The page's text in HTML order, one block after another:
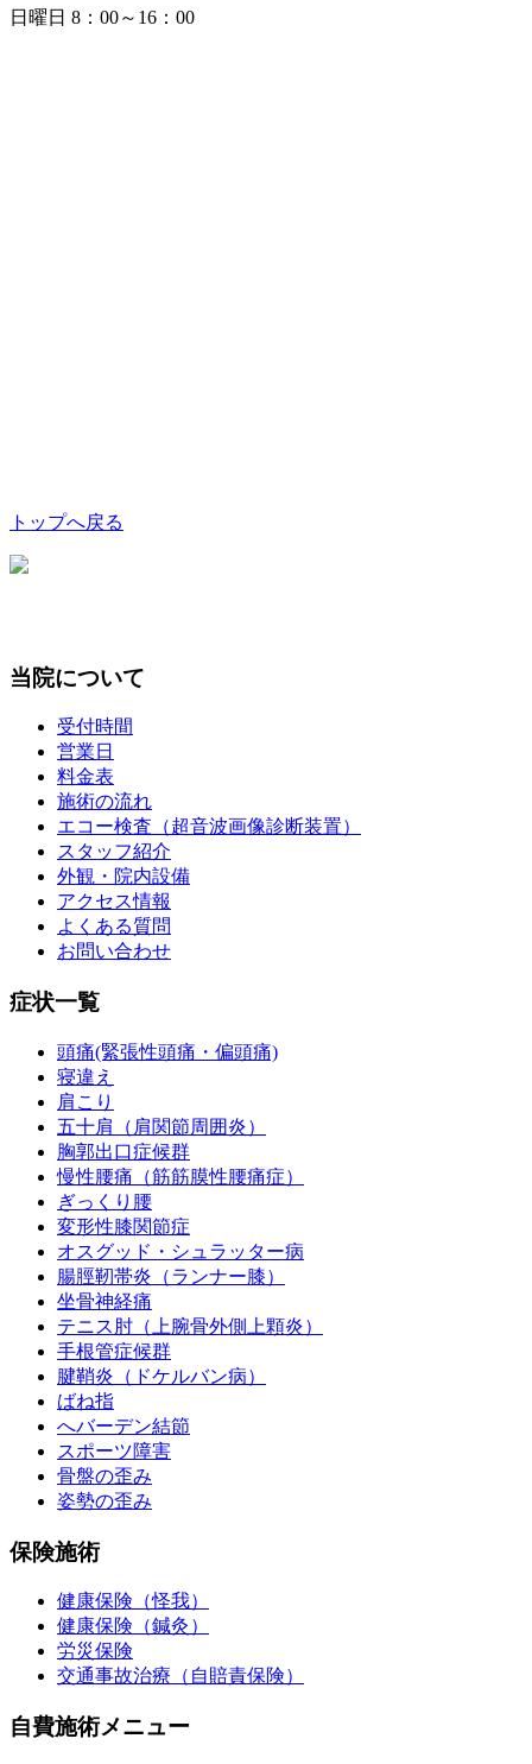
日曜日 8：00～16：00
トップへ戻る
当院について
受付時間
営業日
料金表
施術の流れ
エコー検査（超音波画像診断装置）
スタッフ紹介
外観・院内設備
アクセス情報
よくある質問
お問い合わせ
症状一覧
頭痛(緊張性頭痛・偏頭痛)
寝違え
肩こり
五十肩（肩関節周囲炎）
胸郭出口症候群
慢性腰痛（筋筋膜性腰痛症）
ぎっくり腰
変形性膝関節症
オスグッド・シュラッター病
腸脛靭帯炎（ランナー膝）
坐骨神経痛
テニス肘（上腕骨外側上顆炎）
手根管症候群
腱鞘炎（ドケルバン病）
ばね指
へバーデン結節
スポーツ障害
骨盤の歪み
姿勢の歪み
保険施術
健康保険（怪我）
健康保険（鍼灸）
労災保険
交通事故治療（自賠責保険）
自費施術メニュー